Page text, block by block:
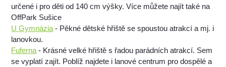
určené i pro děti od 140 cm výšky. Více můžete najít také na
OffPark Sušice
U Gymnázia - Pěkné dětské hřiště se spoustou atrakcí a mj. i
lanovkou.
Fuferna - Krásné velké hřiště s řadou parádních atrakcí. Sem
se vyplatí zajít. Poblíž najdete i lanové centrum pro dospělé a